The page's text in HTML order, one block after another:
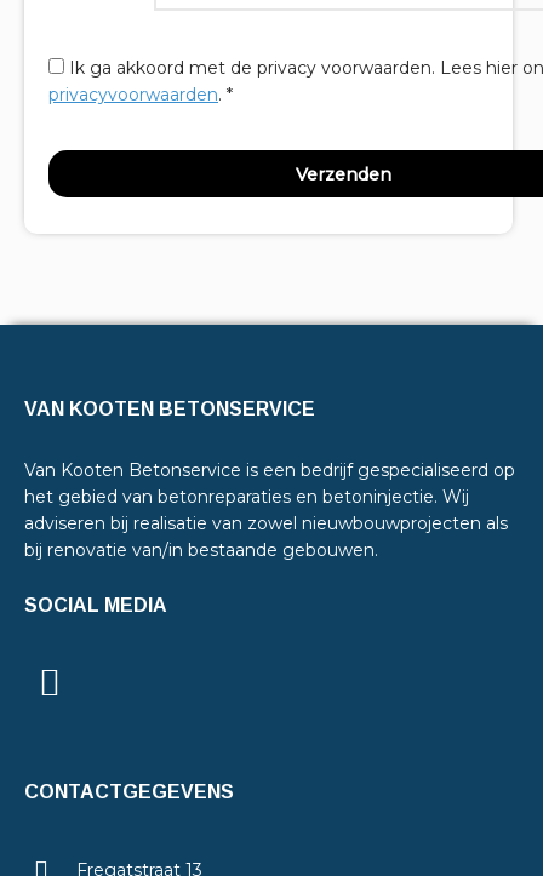
Ik ga akkoord met de privacy voorwaarden. Lees hier
privacyvoorwaarden. *
VAN KOOTEN BETONSERVICE
Van Kooten Betonservice is een bedrijf gespecialiseerd op
het gebied van betonreparaties en betoninjectie. Wij
adviseren bij realisatie van zowel nieuwbouwprojecten als
bij renovatie van/in bestaande gebouwen.
SOCIAL MEDIA
CONTACTGEGEVENS
Fregatstraat 13